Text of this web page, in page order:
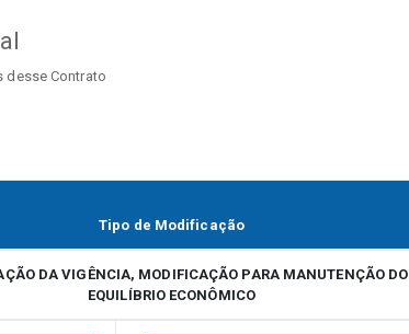
desse Contrato
Tipo de Modificação
DA VIGÊNCIA, MODIFICAÇÃO PARA MANUTENÇÃO DO
EQUILÍBRIO ECONÔMICO